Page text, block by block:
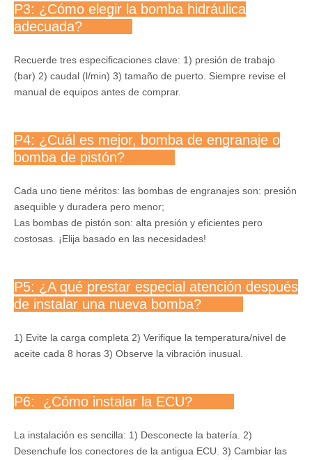
P3: ¿Cómo elegir la bomba hidráulica
adecuada?
Recuerde tres especificaciones clave: 1) presión de trabajo
(bar) 2) caudal (l/min) 3) tamaño de puerto. Siempre revise el
manual de equipos antes de comprar.
P4: ¿Cuál es mejor, bomba de engranaje o
bomba de pistón?
Cada uno tiene méritos: las bombas de engranajes son: presión
asequible y duradera pero menor;
Las bombas de pistón son: alta presión y eficientes pero
costosas. ¡Elija basado en las necesidades!
P5: ¿A qué prestar especial atención después
de instalar una nueva bomba?
1) Evite la carga completa 2) Verifique la temperatura/nivel de
aceite cada 8 horas 3) Observe la vibración inusual.
P6: ¿Cómo instalar la ECU?
La instalación es sencilla: 1) Desconecte la batería. 2)
Desenchufe los conectores de la antigua ECU. 3) Cambiar las